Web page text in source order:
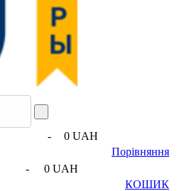
-
0 UAH
Порівняння
-
0 UAH
КОШИК